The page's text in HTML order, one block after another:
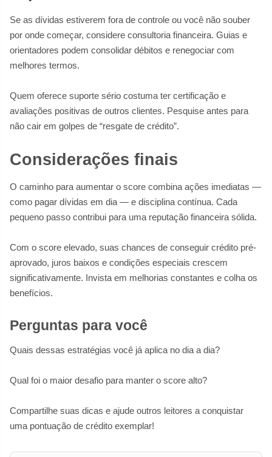
Se as dívidas estiverem fora de controle ou você não souber
por onde começar, considere consultoria financeira. Guias e
orientadores podem consolidar débitos e renegociar com
melhores termos.
Quem oferece suporte sério costuma ter certificação e
avaliações positivas de outros clientes. Pesquise antes para
não cair em golpes de “resgate de crédito”.
Considerações finais
O caminho para aumentar o score combina ações imediatas —
como pagar dívidas em dia — e disciplina contínua. Cada
pequeno passo contribui para uma reputação financeira sólida.
Com o score elevado, suas chances de conseguir crédito pré-
aprovado, juros baixos e condições especiais crescem
significativamente. Invista em melhorias constantes e colha os
benefícios.
Perguntas para você
Quais dessas estratégias você já aplica no dia a dia?
Qual foi o maior desafio para manter o score alto?
Compartilhe suas dicas e ajude outros leitores a conquistar
uma pontuação de crédito exemplar!